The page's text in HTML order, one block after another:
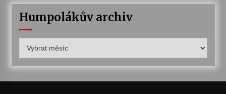
Humpolákův archiv
archiv